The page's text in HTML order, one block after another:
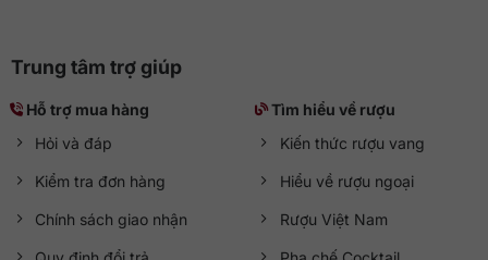
Trung tâm trợ giúp
Hỗ trợ mua hàng
Hỏi và đáp
Kiểm tra đơn hàng
Chính sách giao nhận
Tìm hiểu về rượu
Kiến thức rượu vang
Hiểu về rượu ngoại
Rượu Việt Nam